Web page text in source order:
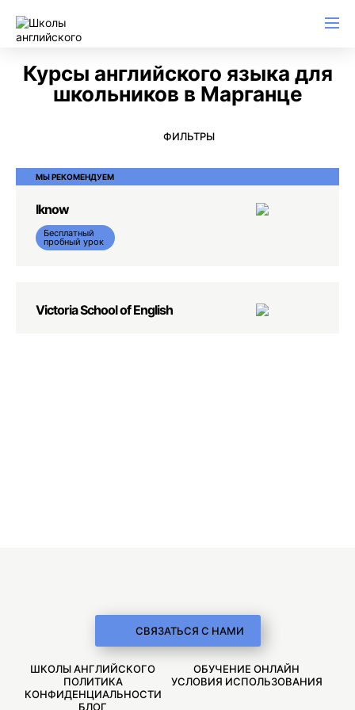
Курсы английского языка для
школьников в Марганце
ФИЛЬТРЫ
МЫ РЕКОМЕНДУЕМ
Iknow
Бесплатный
пробный урок
Victoria School of English
СВЯЗАТЬСЯ С НАМИ
ШКОЛЫ АНГЛИЙСКОГО
ОБУЧЕНИЕ ОНЛАЙН
ПОЛИТИКА
КОНФИДЕНЦИАЛЬНОСТИ
УСЛОВИЯ ИСПОЛЬЗОВАНИЯ
БЛОГ